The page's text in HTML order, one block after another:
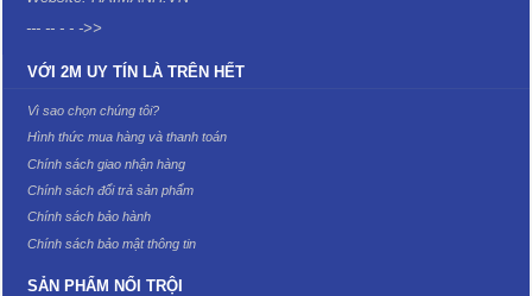
--- -- - - ->>
VỚI 2M UY TÍN LÀ TRÊN HẾT
Vì sao chọn chúng tôi?
Hình thức mua hàng và thanh toán
Chính sách giao nhận hàng
Chính sách đổi trả sản phẩm
Chính sách bảo hành
Chính sách bảo mật thông tin
SẢN PHẨM NỔI TRỘI